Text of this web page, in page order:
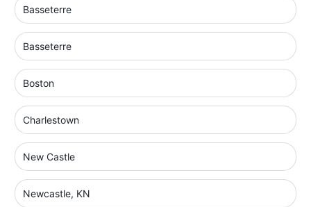
Basseterre
Basseterre
Boston
Charlestown
New Castle
Newcastle, KN